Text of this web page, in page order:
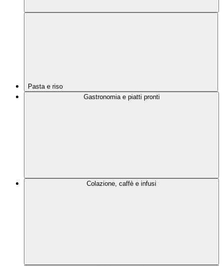
Pasta e riso
Gastronomia e piatti pronti
Colazione, caffè e infusi